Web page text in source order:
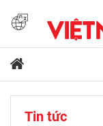
Tin tức